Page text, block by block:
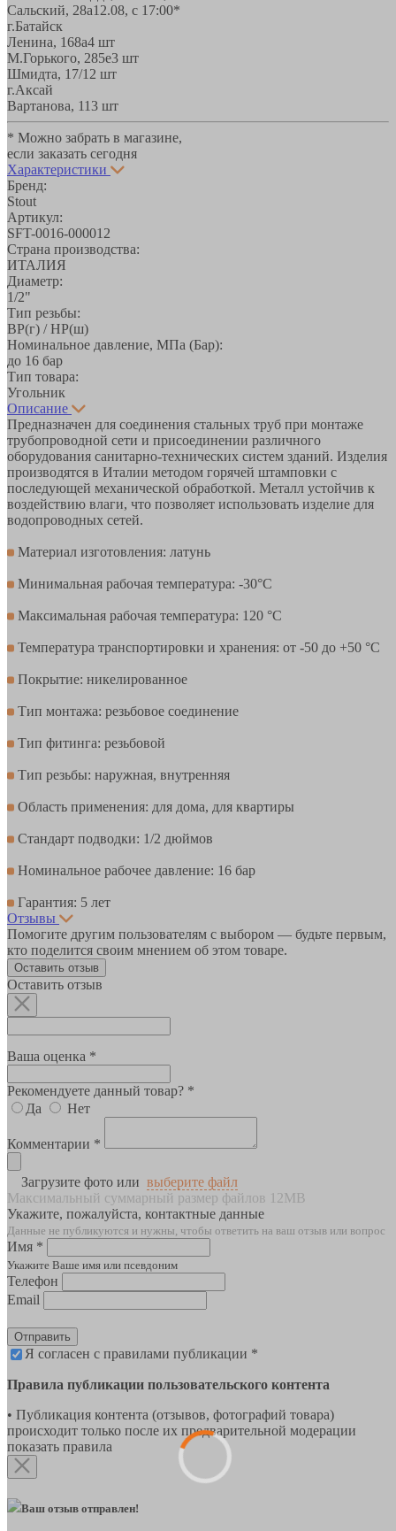
Сальский, 28a12.08, с 17:00*
г.Батайск
Ленина, 168а4 шт
М.Горького, 285е3 шт
Шмидта, 17/1 2 шт
г.Аксай
Вартанова, 113 шт
* Можно забрать в магазине,
если заказать сегодня
Характеристики
Бренд:
Stout
Артикул:
SFT-0016-000012
Страна производства:
ИТАЛИЯ
Диаметр:
1/2"
Тип резьбы:
ВР(г) / НР(ш)
Номинальное давление, МПа (Бар):
до 16 бар
Тип товара:
Угольник
Описание
Предназначен для соединения стальных труб при монтаже
трубопроводной сети и присоединении различного
оборудования санитарно-технических систем зданий. Изделия
производятся в Италии методом горячей штамповки с
последующей механической обработкой. Металл устойчив к
воздействию влаги, что позволяет использовать изделие для
водопроводных сетей.
Материал изготовления: латунь
Минимальная рабочая температура: -30°С
Максимальная рабочая температура: 120 °С
Температура транспортировки и хранения: от -50 до +50 °С
Покрытие: никелированное
Тип монтажа: резьбовое соединение
Тип фитинга: резьбовой
Тип резьбы: наружная, внутренняя
Область применения: для дома, для квартиры
Стандарт подводки: 1/2 дюймов
Номинальное рабочее давление: 16 бар
Гарантия: 5 лет
Отзывы
Помогите другим пользователям с выбором — будьте первым,
кто поделится своим мнением об этом товаре.
Оставить отзыв
Оставить отзыв
Ваша оценка *
Рекомендуете данный товар? *
Да
Нет
Комментарии *
Загрузите фото или выберите файл
Максимальный суммарный размер файлов 12MB
Укажите, пожалуйста, контактные данные
Данные не публикуются и нужны, чтобы ответить на ваш отзыв или вопрос
Имя *
Укажите Ваше имя или псевдоним
Телефон
Email
Отправить
Я согласен с правилами публикации *
Правила публикации пользовательского контента
• Публикация контента (отзывов, фотографий товара)
происходит только после их предварительной модерации
показать правила
Ваш отзыв отправлен!